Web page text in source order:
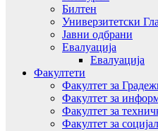
Билтен
Универзитетски
Јавни одбрани
Евалуација
Евалуација
Факултети
Факултет за
Факултет за
Факултет за
Факултет за